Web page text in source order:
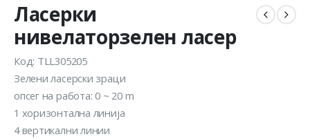
Ласерки
нивелаторзелен ласер
Код: TLL305205
Зелени ласерски зраци
опсег на работа: 0 ~ 20 m
1 хоризонтална линија
4 вертикални линии